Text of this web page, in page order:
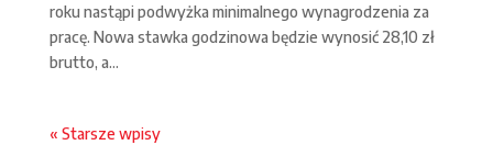
roku nastąpi podwyżka minimalnego wynagrodzenia za
pracę. Nowa stawka godzinowa będzie wynosić 28,10 zł
brutto, a...
« Starsze wpisy